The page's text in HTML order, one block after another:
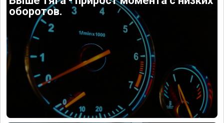
оборотов.